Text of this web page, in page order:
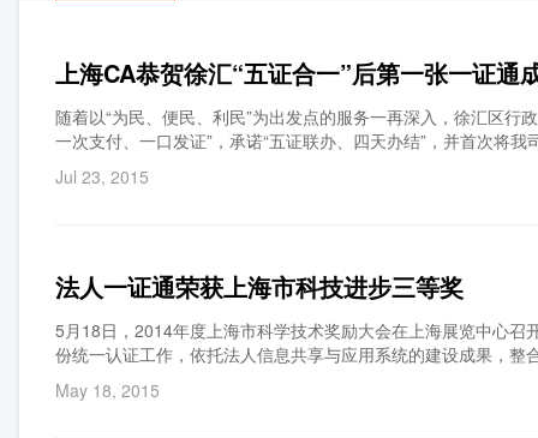
上海CA恭贺徐汇“五证合一”后第一张一证通
随着以“为民、便民、利民”为出发点的服务一再深入，徐汇区行
一次支付、一口发证”，承诺“五证联办、四天办结”，并首次将
税务一站到底的服务。7月30日，在徐汇区行政服务中心，我
电子政务不可或缺的一部分。
Jul 23, 2015
法人一证通荣获上海市科技进步三等奖
5月18日，2014年度上海市科学技术奖励大会在上海展览中心
份统一认证工作，依托法人信息共享与应用系统的建设成果，
用”，为各类法人在不同政府部门、不同业务系统在线办理各类
示范工程，首次采用了法人数字证书通用实体唯一标识技术、
May 18, 2015